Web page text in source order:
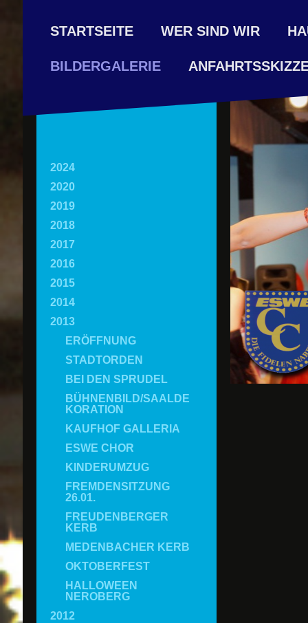
STARTSEITE WER SIND WIR
BILDERGALERIE
2024
2020
2019
2018
2017
2016
2015
2014
2013
ERÖFFNUNG
STADTORDEN
BEI DEN SPRUDEL
BÜHNENBILD/SAALDE
KORATION
KAUFHOF GALLERIA
ESWE CHOR
KINDERUMZUG
FREMDENSITZUNG
26.01.
FREUDENBERGER
KERB
MEDENBACHER KERB
OKTOBERFEST
HALLOWEEN
NEROBERG
2012